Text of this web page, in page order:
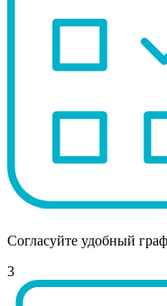
Согласуйте удобный
3